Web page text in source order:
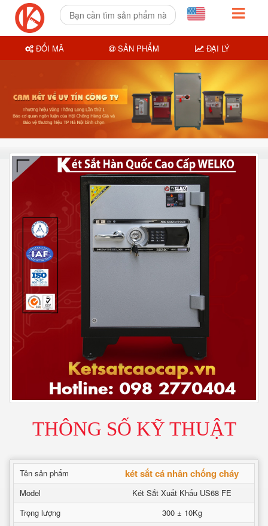
THÔNG SỐ KỸ THUẬT
Tên sản phẩm két sắt cá nhân chống cháy
Model
Két Sắt Xuất Khẩu US68 FE
Trọng lượng
300 ± 10Kg
ĐỔI MÃ SẢN PHẨM ĐẠI LÝ